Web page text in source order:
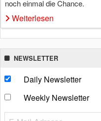
noch einmal die Chance.
Weiterlesen
NEWSLETTER
Daily Newsletter
Weekly Newsletter